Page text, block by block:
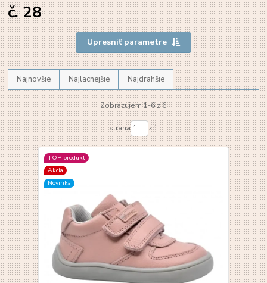
č. 28
Upresniť parametre
Najnovšie Najlacnejšie Najdrahšie
Zobrazujem 1-6 z 6
strana z 1
TOP produkt
Akcia
Novinka